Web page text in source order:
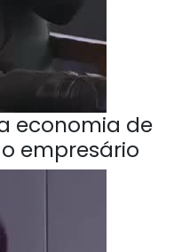
economia de
empresário